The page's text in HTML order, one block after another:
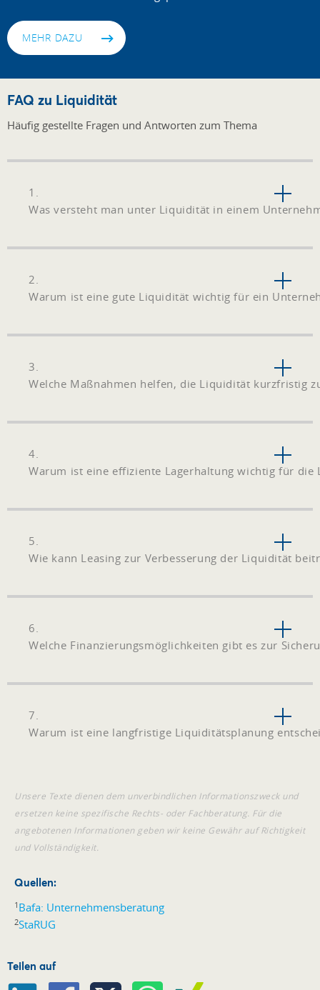
MEHR DAZU
FAQ zu Liquidität
Häufig gestellte Fragen und Antworten zum Thema
1.
Was versteht man unter Liquidität in einem
2.
Warum ist eine gute Liquidität wichtig für ein
3.
Welche Maßnahmen helfen, die Liquidität kurzfristig
4.
Warum ist eine effiziente Lagerhaltung wichtig für die
5.
Wie kann Leasing zur Verbesserung der Liquidität
6.
Welche Finanzierungsmöglichkeiten gibt es zur
7.
Warum ist eine langfristige Liquiditätsplanung
Unsere Texte dienen dem unverbindlichen Informationszweck und
ersetzen keine spezifische Rechts- oder Fachberatung. Für die
angebotenen Informationen geben wir keine Gewähr auf Richtigkeit
und Vollständigkeit.
Quellen:
1 Bafa: Unternehmensberatung
2StaRUG
Teilen auf